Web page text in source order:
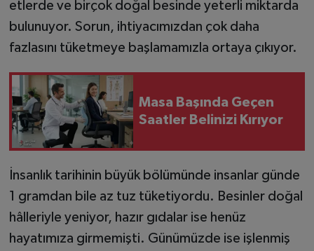
etlerde ve birçok doğal besinde yeterli miktarda
bulunuyor. Sorun, ihtiyacımızdan çok daha
fazlasını tüketmeye başlamamızla ortaya çıkıyor.
Masa Başında Geçen
Saatler Belinizi Kırıyor
İnsanlık tarihinin büyük bölümünde insanlar günde
1 gramdan bile az tuz tüketiyordu. Besinler doğal
hâlleriyle yeniyor, hazır gıdalar ise henüz
hayatımıza girmemişti. Günümüzde ise işlenmiş